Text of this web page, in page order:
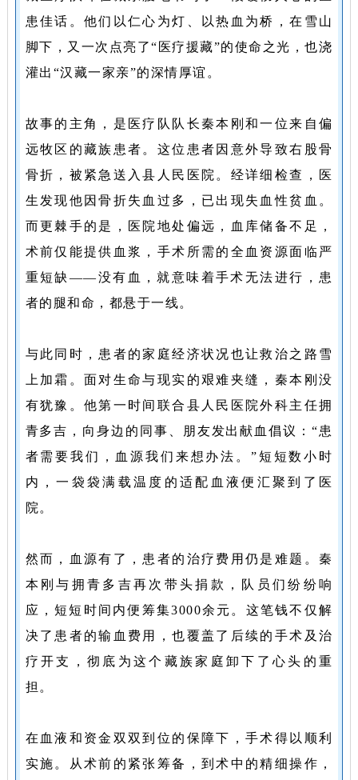
一院援藏医疗队却在
藏东腹地书写了一段
暖彻人心的医患佳
灯、以热血为桥，在
雪山脚下，又一次点
亮了“医疗援藏”的使
命之光，也浇灌
出“汉藏一家亲”的深
情厚谊。
故事的主角，是医疗
来自偏远牧区的藏族
患者。这位患者因意
外导致右股骨骨折，
被紧急送入县人民医
院。经详细检查，医
生发现他因骨折失血
是，医院地处偏远，
血库储备不足，术前
仅能提供血浆，手术
所需的全血资源面临
严重短缺——没有
命，都悬于一线。
患佳话。他们以仁心为灯、以热血为桥，在雪山
脚下，又一次点亮了“医疗援藏”的使命之光，也浇
灌出“汉藏一家亲”的深情厚谊。
故事的主角，是医疗队队长秦本刚和一位来自偏
远牧区的藏族患者。这位患者因意外导致右股骨
骨折，被紧急送入县人民医院。经详细检查，医
生发现他因骨折失血过多，已出现失血性贫血。
而更棘手的是，医院地处偏远，血库储备不足，
术前仅能提供血浆，手术所需的全血资源面临严
重短缺——没有血，就意味着手术无法进行，患
者的腿和命，都悬于一线。
与此同时，患者的家庭经济状况也让救治之路雪
上加霜。面对生命与现实的艰难夹缝，秦本刚没
有犹豫。他第一时间联合县人民医院外科主任拥
青多吉，向身边的同事、朋友发出献血倡议：“患
者需要我们，血源我们来想办法。”短短数小时
内，一袋袋满载温度的适配血液便汇聚到了医
院。
然而，血源有了，患者的治疗费用仍是难题。秦
本刚与拥青多吉再次带头捐款，队员们纷纷响
应，短短时间内便筹集3000余元。这笔钱不仅解
决了患者的输血费用，也覆盖了后续的手术及治
疗开支，彻底为这个藏族家庭卸下了心头的重
担。
在血液和资金双双到位的保障下，手术得以顺利
实施。从术前的紧张筹备，到术中的精细操作，